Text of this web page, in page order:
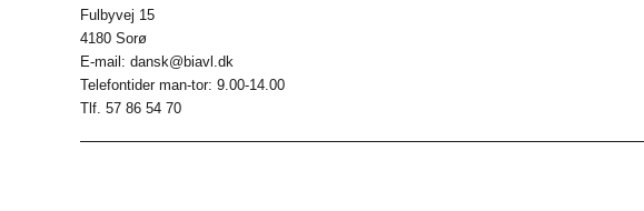
Fulbyvej 15
4180 Sorø
E-mail: dansk@biavl.dk
Telefontider man-tor: 9.00-14.00
Tlf. 57 86 54 70